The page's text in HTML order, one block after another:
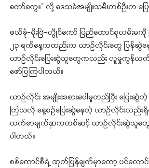
ကော်တွေ။” လို့ ဒေသခံအမျိုးသမီးတစ်ဦးက ပြ
ဖယ်ခုံ-မိုးဗြဲ-လွိုင်ကော် ပြည်ထောင်စုလမ်းမကို
၂၃ ရက်နေ့ကတည်းက ယာဥ်လိုင်းတွေ ပြန်ဆွဲ
ယာဥ်လိုင်းပြေးဆွဲသူတွေကလည်း လူမှုကွန်ယက်စ
ဖော်ပြကြပါတယ်။
ယာဥ်လိုင်း အမျိုးအစား‌ပေါ်မူတည်ပြီး ပြေ
ကြသလို နေ့စဥ်ပြေးဆွဲနေတဲ့ ယာဥ်လိုင်းလည်
ယက်စာမျက်နှာကတစ်ဆင့် ယာဥ်လိုင်းဆွဲသူတွေ
ပါတယ်။
စစ်ကောင်စီရဲ့ ထုတ်ပြန်ချက်မှာတော့ ပင်လော